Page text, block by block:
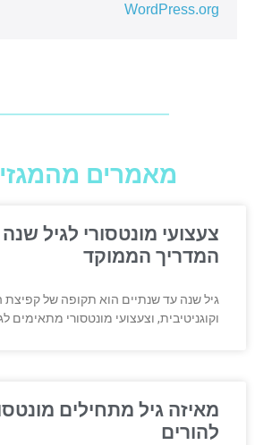
WordPress.org
מאמרים
צעצועי מונטסורי לגיל
המדריך הממוקד
גיל שנה עד שנתיים הוא תקופה של קפיצת
וקוגניטיבית, וצעצועי מונטסורי מתאימים
מאיזה גיל מתחילים
להורים